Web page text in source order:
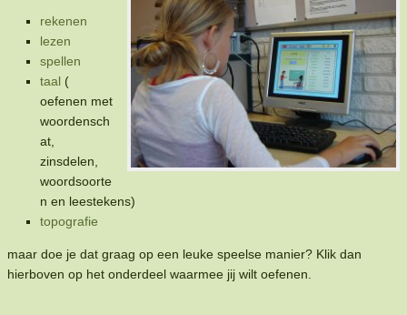
rekenen
lezen
spellen
taal (
oefenen met
woordensch
at,
zinsdelen,
woordsoorte
n en leestekens)
topografie
maar doe je dat graag op een leuke speelse manier? Klik dan
hierboven op het onderdeel waarmee jij wilt oefenen.